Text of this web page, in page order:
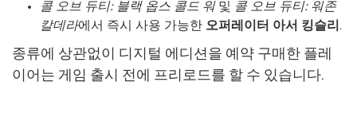
콜 오브 듀티: 블랙 옵스 콜드 워 및 콜 오브 듀티: 워존
칼데라에서 즉시 사용 가능한 오퍼레이터 아서 킹슬리 .
종류에 상관없이 디지털 에디션을 예약 구매한 플레
이어는 게임 출시 전에 프리로드를 할 수 있습니다.